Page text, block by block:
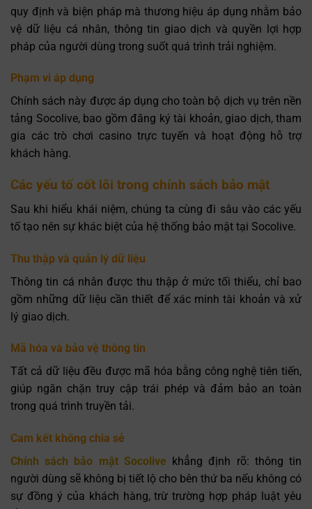
quy định và biện pháp mà thương hiệu áp dụng nhằm bảo
vệ dữ liệu cá nhân, thông tin giao dịch và quyền lợi hợp
pháp của người dùng trong suốt quá trình trải nghiệm.
Phạm vi áp dụng
Chính sách này được áp dụng cho toàn bộ dịch vụ trên nền
tảng Socolive, bao gồm đăng ký tài khoản, giao dịch, tham
gia các trò chơi casino trực tuyến và hoạt động hỗ trợ
khách hàng.
Các yếu tố cốt lõi trong chính sách bảo mật
Sau khi hiểu khái niệm, chúng ta cùng đi sâu vào các yếu
tố tạo nên sự khác biệt của hệ thống bảo mật tại Socolive.
Thu thập và quản lý dữ liệu
Thông tin cá nhân được thu thập ở mức tối thiểu, chỉ bao
gồm những dữ liệu cần thiết để xác minh tài khoản và xử
lý giao dịch.
Mã hóa và bảo vệ thông tin
Tất cả dữ liệu đều được mã hóa bằng công nghệ tiên tiến,
giúp ngăn chặn truy cập trái phép và đảm bảo an toàn
trong quá trình truyền tải.
Cam kết không chia sẻ
Chính sách bảo mật Socolive khẳng định rõ: thông tin
người dùng sẽ không bị tiết lộ cho bên thứ ba nếu không có
sự đồng ý của khách hàng, trừ trường hợp pháp luật yêu